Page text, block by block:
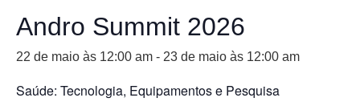
Andro Summit 2026
22 de maio às 12:00 am - 23 de maio às 12:00 am
Saúde: Tecnologia, Equipamentos e Pesquisa